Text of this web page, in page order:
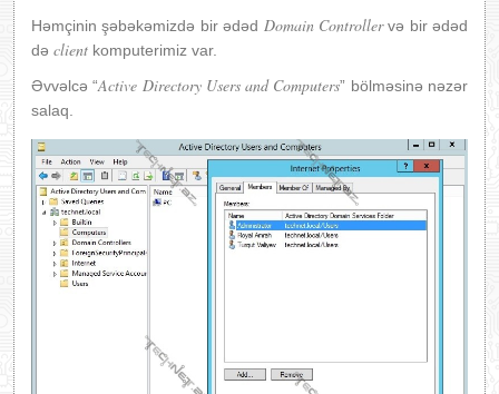
Həmçinin şəbəkəmizdə bir ədəd Domain Controllervə bir ədəd
də client komputerimiz var.
Əvvəlcə “Active Directory Users and Computers” bölməsinə nəzər
salaq.